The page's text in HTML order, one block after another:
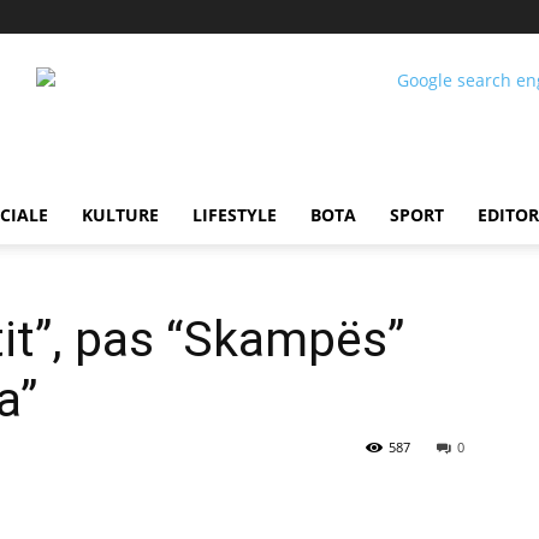
KULTURE LIFESTYLE BOTA SPORT
pas “Skampës”
0
587